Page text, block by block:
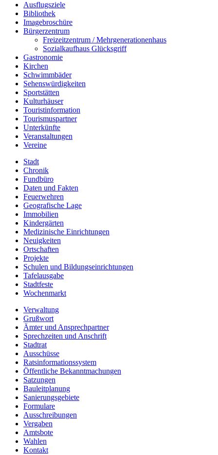
Ausflugsziele
Bibliothek
Imagebroschüre
Bürgerzentrum
Freizeitzentrum / Mehrgenerationenhaus
Sozialkaufhaus Glücksgriff
Gastronomie
Kirchen
Schwimmbäder
Sehenswürdigkeiten
Sportstätten
Kulturhäuser
Touristinformation
Tourismuspartner
Unterkünfte
Veranstaltungen
Vereine
Stadt
Chronik
Fundbüro
Daten und Fakten
Feuerwehren
Geografische Lage
Immobilien
Kindergärten
Medizinische Einrichtungen
Neuigkeiten
Ortschaften
Projekte
Schulen und Bildungseinrichtungen
Tafelausgabe
Stadtfeste
Wochenmarkt
Verwaltung
Grußwort
Ämter und Ansprechpartner
Sprechzeiten und Anschrift
Stadtrat
Ausschüsse
Ratsinformationssystem
Öffentliche Bekanntmachungen
Satzungen
Bauleitplanung
Sanierungsgebiete
Formulare
Ausschreibungen
Vergaben
Amtsbote
Wahlen
Kontakt